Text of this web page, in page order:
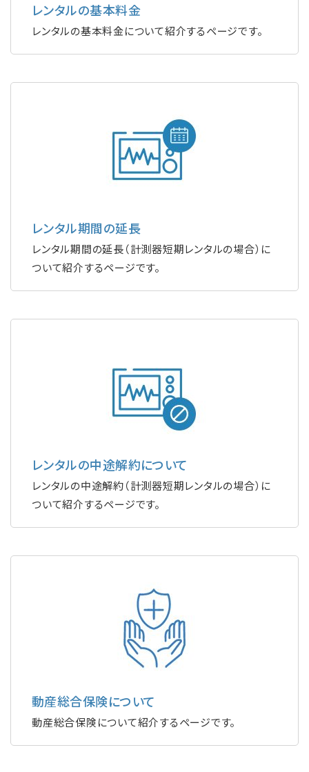
レンタルの基本料金
レンタルの基本料金について紹介するページです。
レンタル期間の延長
レンタル期間の延長（計測器短期レンタルの場合）に
ついて紹介するページです。
レンタルの中途解約について
レンタルの中途解約（計測器短期レンタルの場合）に
ついて紹介するページです。
動産総合保険について
動産総合保険について紹介するページです。